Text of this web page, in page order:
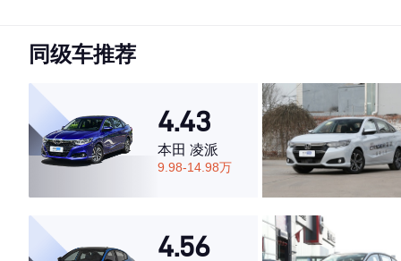
·空间表现较为优秀，优于77%同级车
同级车推荐
4.43
本田 凌派
9.98-14.98万
4.56